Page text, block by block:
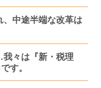
、中途半端な改革は
我々は『新・税理
す。